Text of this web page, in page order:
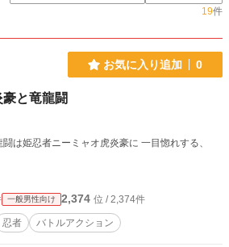
19件
お気に入り追加 0
と竜龍闘
は姫忍者ニーミャオ虎炎豪に 一目惚れする、
一般男性向け 2,374 位 / 2,374件
忍者 バトルアクション